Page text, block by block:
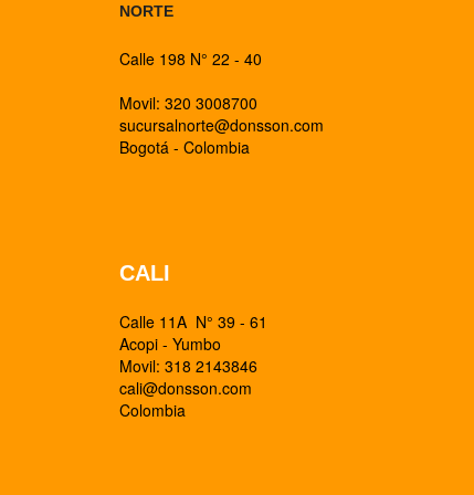
NORTE
Calle 198 N° 22 - 40
Movil: 320 3008700
sucursalnorte@donsson.com
Bogotá - Colombia
CALI
Calle 11A N° 39 - 61
Acopi - Yumbo
Movil: 318 2143846
cali@donsson.com
Colombia